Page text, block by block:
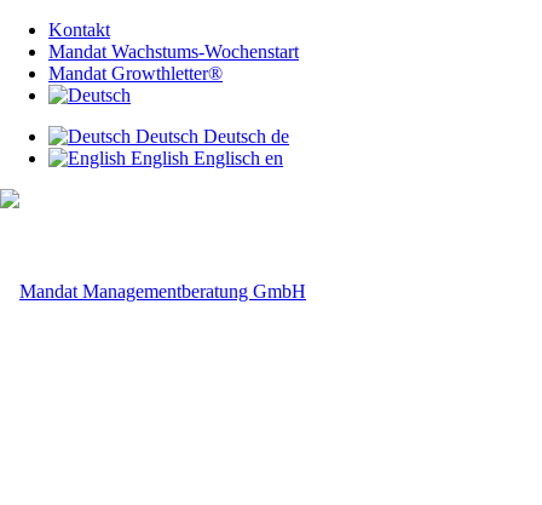
Kontakt
Mandat Wachstums-Wochenstart
Mandat Growthletter®
Deutsch Deutsch de
English Englisch en